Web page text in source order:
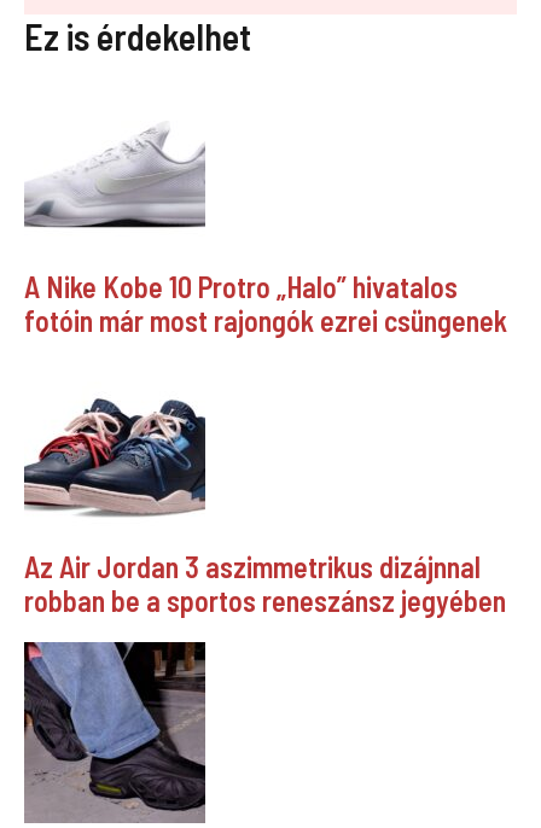
Ez is érdekelhet
A Nike Kobe 10 Protro „Halo” hivatalos
fotóin már most rajongók ezrei csüngenek
Az Air Jordan 3 aszimmetrikus dizájnnal
robban be a sportos reneszánsz jegyében